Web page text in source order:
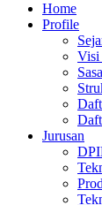
Home
Profile
Visi
Jurusan